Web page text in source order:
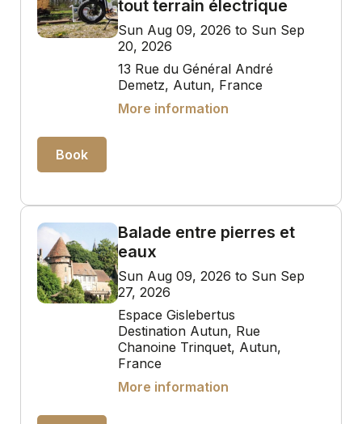
tout terrain électrique
Sun Aug 09, 2026 to Sun Sep
20, 2026
13 Rue du Général André
Demetz, Autun, France
More information
Book
Balade entre pierres et
eaux
Sun Aug 09, 2026 to Sun Sep
27, 2026
Espace Gislebertus
Destination Autun, Rue
Chanoine Trinquet, Autun,
France
More information